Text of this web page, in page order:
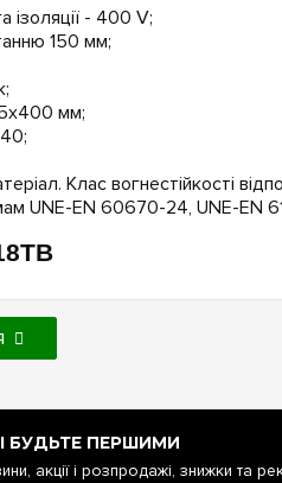
ізоляції - 400 V;
150 мм;
мм;
Клас вогнестійкості
UNE-EN 60670-24, UNE-EN
БУДЬТЕ ПЕРШИМИ
акції і розпродажі, знижки та